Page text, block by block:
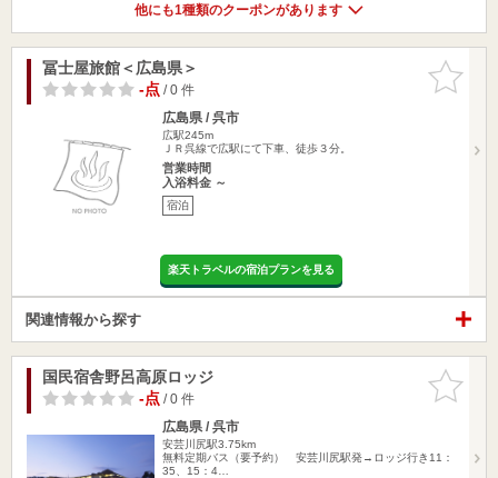
他にも1種類のクーポンがあります
お気に入
りに追加
冨士屋旅館＜広島県＞
-点/ 0 件
広島県 / 呉市
広駅245m
ＪＲ呉線で広駅にて下車、徒歩３分。
営業時間
入浴料金 ～
宿泊
楽天トラベルの宿泊プランを見る
関連情報から探す
お気に入
りに追加
国民宿舎野呂高原ロッジ
-点/ 0 件
広島県 / 呉市
安芸川尻駅3.75km
無料定期バス（要予約） 安芸川尻駅発→ロッジ行き11：
35、15：4…